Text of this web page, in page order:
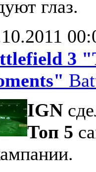
глаз.
3
IGN
Топ 5